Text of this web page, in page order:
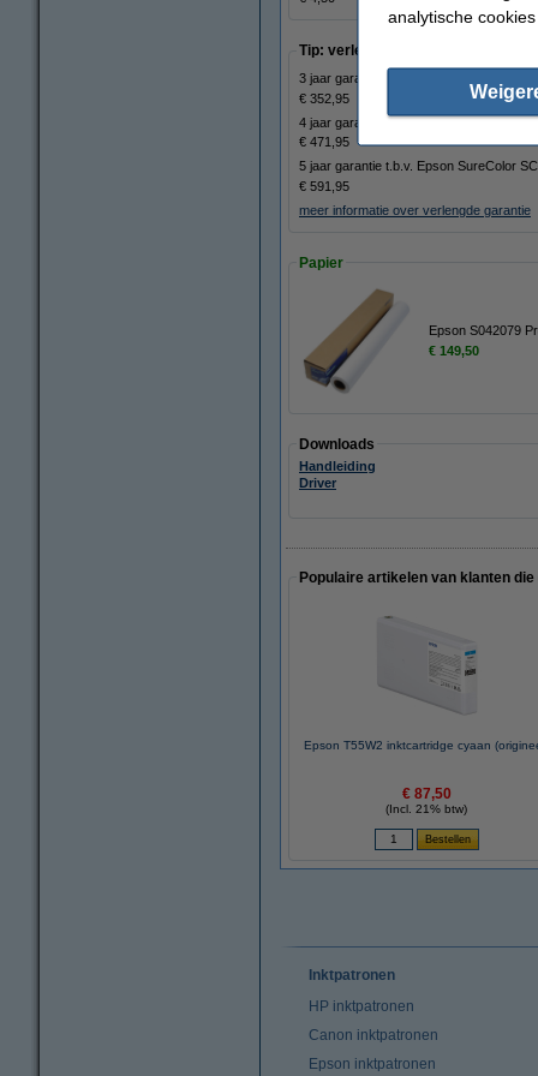
Tip: verleng de garantie op uw
3 jaar garantie t.b.v. Epson SureColor
€ 352,95
4 jaar garantie t.b.v. Epson SureColor
€ 471,95
5 jaar garantie t.b.v. Epson SureColor
€ 591,95
meer informatie over verlengde garantie
Papier
Epson S042079
€ 149,50
Downloads
Handleiding
Driver
Populaire artikelen van klanten
Epson T55W2 inktcartridge cyaan
€ 87,50
(Incl. 21% btw)
Inktpatronen
HP inktpatronen
Canon inktpatronen
Epson inktpatronen
analytische